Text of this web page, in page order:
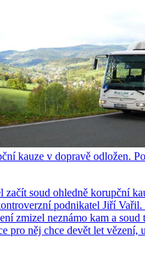
kauze v dopravě odložen.
začít soud ohledně korupční
podnikatel Jiří Vařil.
zmizel neznámo kam a soud
pro něj chce devět let vězení,